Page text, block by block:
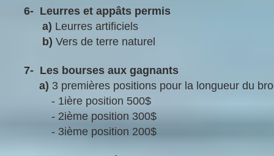
6- Leurres et appâts permis
a) Leurres artificiels
b) Vers de terre naturel
7- Les bourses aux gagnants
a) 3 premières positions pour la longueur du
- 1ière position 500$
- 2ième position 300$
- 3ième position 200$